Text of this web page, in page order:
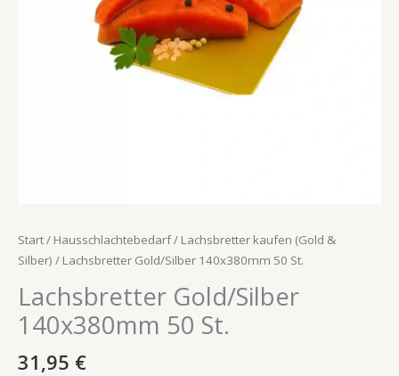
Start/ Hausschlachtebedarf/ Lachsbretter kaufen (Gold &
Silber) / Lachsbretter Gold/Silber 140x380mm 50 St.
Lachsbretter Gold/Silber
140x380mm 50 St.
31,95 €